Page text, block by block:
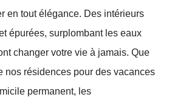
en tout élégance. Des intérieurs
épurées, surplombant les eaux
changer votre vie à jamais. Que
nos résidences pour des vacances
permanent, les